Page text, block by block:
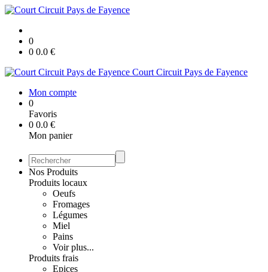
0
0 0.0 €
Court Circuit Pays de Fayence
Mon compte
0
Favoris
0 0.0 €
Mon panier
Nos Produits
Produits locaux
Oeufs
Fromages
Légumes
Miel
Pains
Voir plus...
Produits frais
Epices